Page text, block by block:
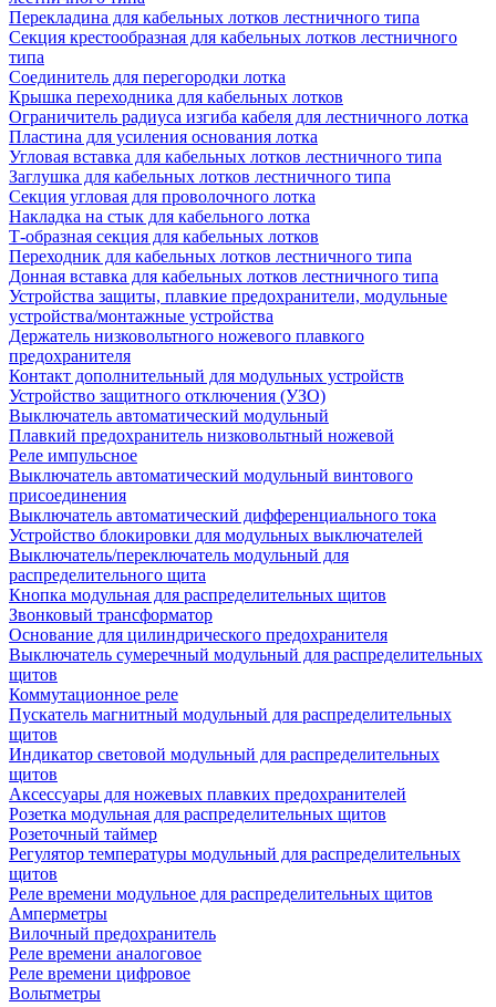
Перекладина для кабельных лотков лестничного типа
Секция крестообразная для кабельных лотков лестничного
типа
Соединитель для перегородки лотка
Крышка переходника для кабельных лотков
Ограничитель радиуса изгиба кабеля для лестничного лотка
Пластина для усиления основания лотка
Угловая вставка для кабельных лотков лестничного типа
Заглушка для кабельных лотков лестничного типа
Секция угловая для проволочного лотка
Накладка на стык для кабельного лотка
Т-образная секция для кабельных лотков
Переходник для кабельных лотков лестничного типа
Донная вставка для кабельных лотков лестничного типа
Устройства защиты, плавкие предохранители, модульные
устройства/монтажные устройства
Держатель низковольтного ножевого плавкого
предохранителя
Контакт дополнительный для модульных устройств
Устройство защитного отключения (УЗО)
Выключатель автоматический модульный
Плавкий предохранитель низковольтный ножевой
Реле импульсное
Выключатель автоматический модульный винтового
присоединения
Выключатель автоматический дифференциального тока
Устройство блокировки для модульных выключателей
Выключатель/переключатель модульный для
распределительного щита
Кнопка модульная для распределительных щитов
Звонковый трансформатор
Основание для цилиндрического предохранителя
Выключатель сумеречный модульный для распределительных
щитов
Коммутационное реле
Пускатель магнитный модульный для распределительных
щитов
Индикатор световой модульный для распределительных
щитов
Аксессуары для ножевых плавких предохранителей
Розетка модульная для распределительных щитов
Розеточный таймер
Регулятор температуры модульный для распределительных
щитов
Реле времени модульное для распределительных щитов
Амперметры
Вилочный предохранитель
Реле времени аналоговое
Реле времени цифровое
Вольтметры